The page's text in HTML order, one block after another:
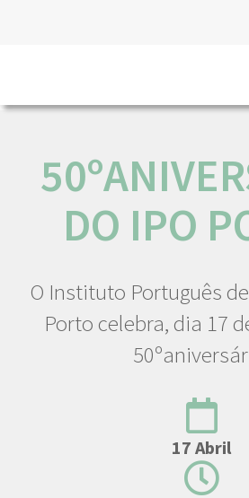
DO IPO
O Instituto Português
Porto celebra, dia 17
17 Abril